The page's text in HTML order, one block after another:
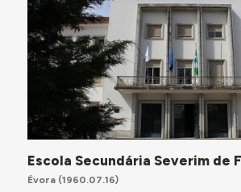
Escola Secundária Severim de
Évora(1960.07.16)